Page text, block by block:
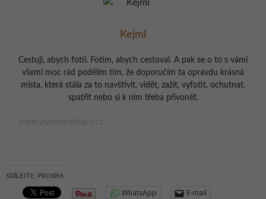
Kejml
Cestuji, abych fotil. Fotím, abych cestoval. A pak se o to s vámi
všemi moc rád podělím tím, že doporučím ta opravdu krásná
místa, která stála za to navštívit, vidět, zažít, vyfotit, ochutnat,
spatřit nebo si k nim třeba přivonět.
SDÍLEJTE, PROSÍM:
WhatsApp
E-mail